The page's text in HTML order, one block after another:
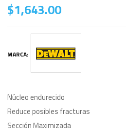
$1,643.00
MARCA:
Núcleo endurecido
Reduce posibles fracturas
Sección Maximizada